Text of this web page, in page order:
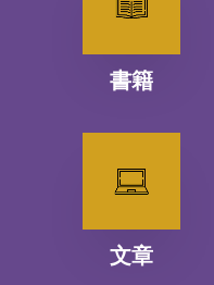
書籍
文章